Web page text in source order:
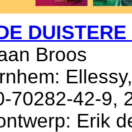
Broos
70282-42-9,
Erik